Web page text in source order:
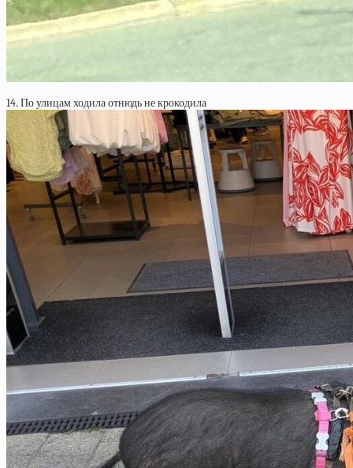
14. По улицам ходила отнюдь не крокодила